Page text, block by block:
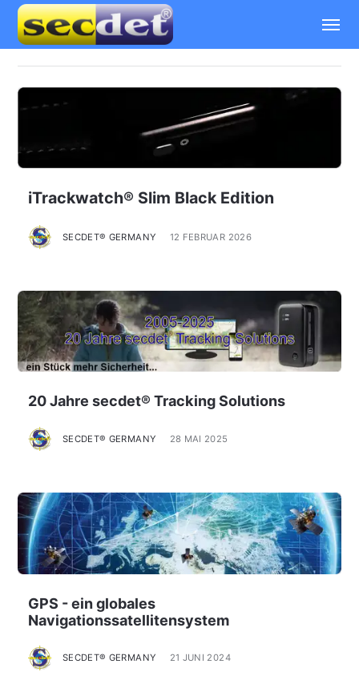
iTrackwatch® Slim Black Edition
SECDET® GERMANY 12 FEBRUAR 2026
20 Jahre secdet® Tracking Solutions
SECDET® GERMANY 28 MAI 2025
GPS - ein globales
Navigationssatellitensystem
SECDET® GERMANY 21 JUNI 2024
Home
Anwendungsbereiche
Katalog
Trackportal